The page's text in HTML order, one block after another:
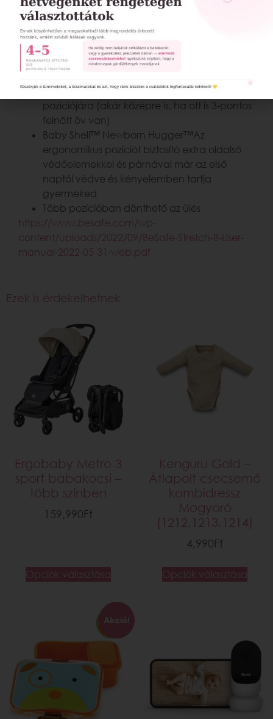
ahogy gyermeked nő, egészen 26 cm-es
hosszig
Rugalmas telepítés: A biztonsági öves
beszerelés azt jelenti, hogy ehhez a
gyermeküléshez nem kell ISOfix rögzítéssel
utasülésre és a hátsó ülések bármely
pozíciójára (akár középre is, ha ott is 3-pontos
felnőtt öv van)
Baby Shell™ Newborn Hugger™Az
ergonomikus pozíciót biztosító extra oldalsó
védőelemekkel és párnával már az első
naptól védve és kényelemben tartja
gyermeked
Több pozícióban dönthető az ülés
https://www.besafe.com/wp-
content/uploads/2022/09/BeSafe-Stretch-B-User-
manual-2022-05-31-web.pdf
Ezek is érdekelhetnek
Ergobaby Metro 3
sport babakocsi –
több színben
159,990Ft
Opciók választása
Kenguru Gold –
Átlapolt csecsemő
kombidressz
Mogyoró
(1212,1213,1214)
4,990Ft
Opciók választása
Akció!